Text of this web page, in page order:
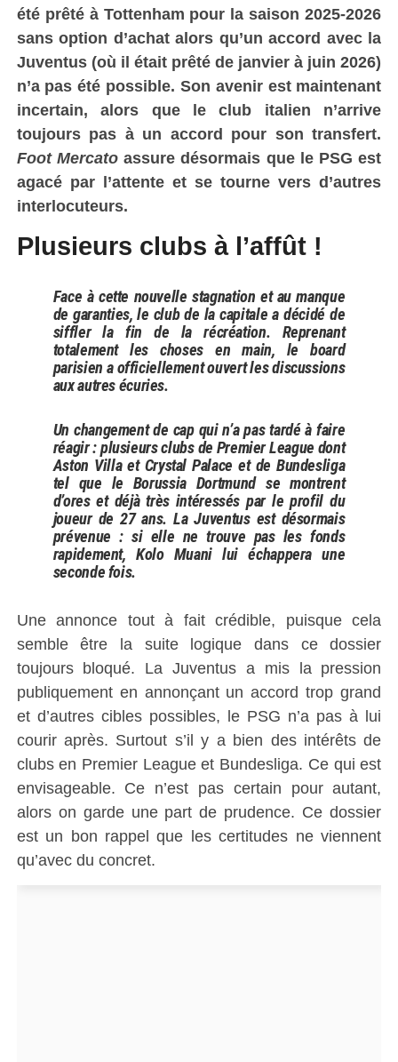
été prêté à Tottenham pour la saison 2025-2026
sans option d’achat alors qu’un accord avec la
Juventus (où il était prêté de janvier à juin 2026)
n’a pas été possible. Son avenir est maintenant
incertain, alors que le club italien n’arrive
toujours pas à un accord pour son transfert.
Foot Mercatoassure désormais que le PSG est
agacé par l’attente et se tourne vers d’autres
interlocuteurs.
Plusieurs clubs à l’affût !
Face à cette nouvelle stagnation et au manque
de garanties, le club de la capitale a décidé de
siffler la fin de la récréation. Reprenant
totalement les choses en main, le board
parisien a officiellement ouvert les discussions
aux autres écuries.
Un changement de cap qui n’a pas tardé à faire
réagir : plusieurs clubs de Premier League dont
Aston Villa et Crystal Palace et de Bundesliga
tel que le Borussia Dortmund se montrent
d’ores et déjà très intéressés par le profil du
joueur de 27 ans. La Juventus est désormais
prévenue : si elle ne trouve pas les fonds
rapidement, Kolo Muani lui échappera une
seconde fois.
Une annonce tout à fait crédible, puisque cela
semble être la suite logique dans ce dossier
toujours bloqué. La Juventus a mis la pression
publiquement en annonçant un accord trop grand
et d’autres cibles possibles, le PSG n’a pas à lui
courir après. Surtout s’il y a bien des intérêts de
clubs en Premier League et Bundesliga. Ce qui est
envisageable. Ce n’est pas certain pour autant,
alors on garde une part de prudence. Ce dossier
est un bon rappel que les certitudes ne viennent
qu’avec du concret.